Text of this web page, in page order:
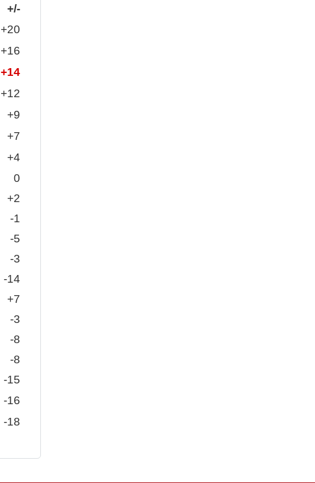
+/-
+20
+16
+14
+12
+9
+7
+4
0
+2
-1
-5
-3
-14
+7
-3
-8
-8
-15
-16
-18